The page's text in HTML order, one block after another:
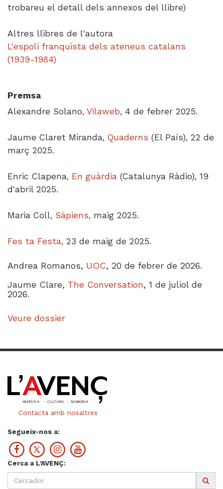
trobareu el detall dels annexos del llibre)
Altres llibres de l'autora
L'espoli franquista dels ateneus catalans
(1939-1984)
Premsa
Alexandre Solano, Vilaweb, 4 de febrer 2025.
Jaume Claret Miranda, Quaderns (El País), 22 de
març 2025.
Enric Clapena, En guàrdia (Catalunya Ràdio), 19
d'abril 2025.
Maria Coll, Sàpiens, maig 2025.
Fes ta Festa, 23 de maig de 2025.
Andrea Romanos, UOC, 20 de febrer de 2026.
Jaume Clare, The Conversation, 1 de juliol de
2026.
Veure dossier
Contacta amb nosaltres
Segueix-nos a:
Cerca a L'AVENÇ: